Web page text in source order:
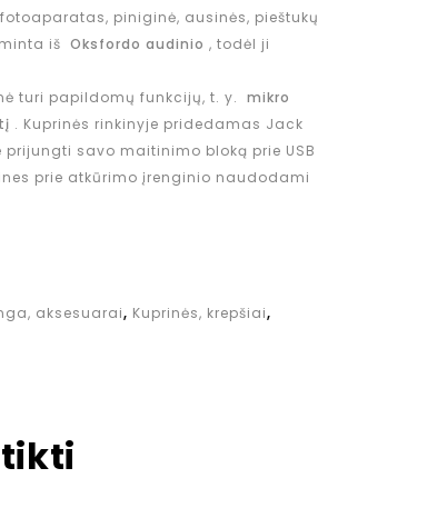
piniginė, ausinės, pieštukų
iš Oksfordo audinio , todėl ji
turi papildomų funkcijų, t. y. mikro
. Kuprinės rinkinyje pridedamas Jack
savo maitinimo bloką prie USB
prie atkūrimo įrenginio naudodami
aksesuarai, Kuprinės, krepšiai,